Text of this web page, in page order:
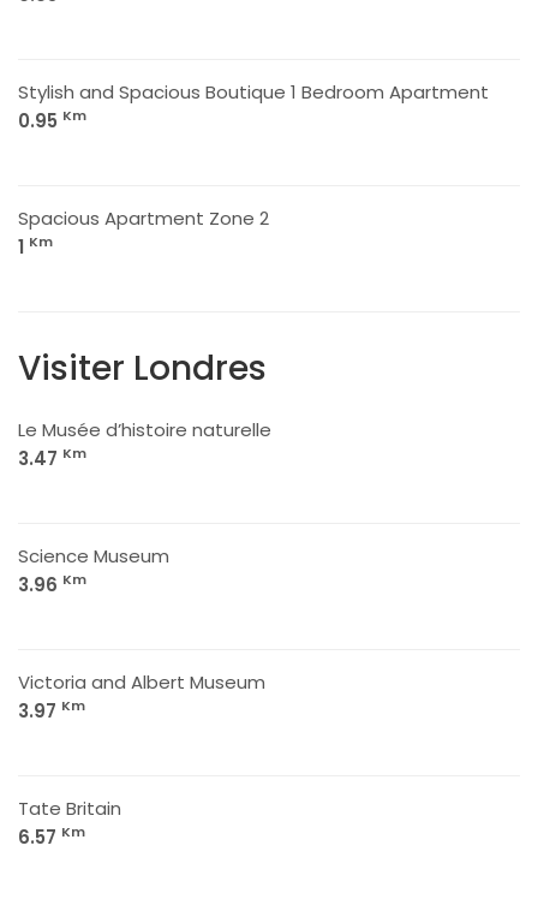
Stylish and Spacious Boutique 1 Bedroom Apartment
0.95 Km
Spacious Apartment Zone 2
1 Km
Visiter Londres
Le Musée d’histoire naturelle
3.47 Km
Science Museum
3.96 Km
Victoria and Albert Museum
3.97 Km
Tate Britain
6.57 Km